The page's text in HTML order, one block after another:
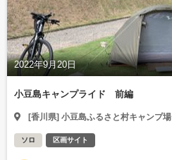
2022年9月20日
小豆島キャンプライド 前編
[香川県] 小豆島ふるさと村キャンプ場
ソロ 区画サイト